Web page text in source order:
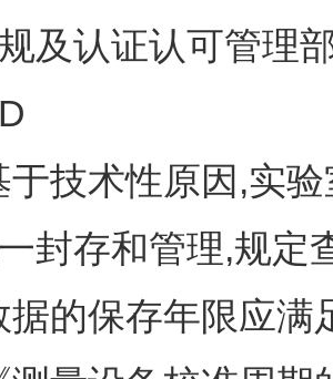
及认证认可管理
于技术性原因,实
封存和管理,规定
据的保存年限应